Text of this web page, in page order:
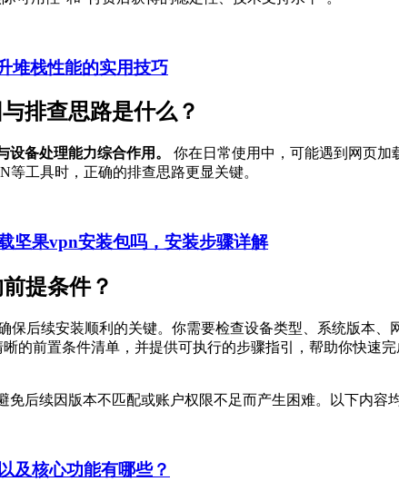
堆栈性能的实用技巧
排查思路是什么？
备处理能力综合作用。
你在日常使用中，可能遇到网页
工具时，正确的排查思路更显关键。
坚果vpn安装包吗，安装步骤详解
提条件？
保后续安装顺利的关键。你需要检查设备类型、系统版本
的前置条件清单，并提供可执行的步骤指引，帮助你快速
后续因版本不匹配或账户权限不足而产生困难。以下内容
及核心功能有哪些？